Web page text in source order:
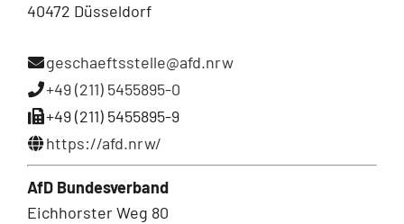
40472 Düsseldorf
geschaeftsstelle@afd.nrw
+49 (211) 5455895-0
+49 (211) 5455895-9
https://afd.nrw/
AfD Bundesverband
Eichhorster Weg 80